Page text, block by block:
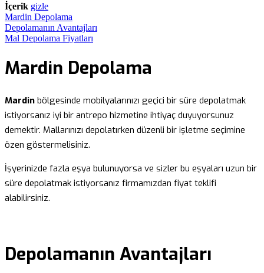
İçerik gizle
Mardin Depolama
Depolamanın Avantajları
Mal Depolama Fiyatları
Mardin Depolama
Mardin bölgesinde mobilyalarınızı geçici bir süre depolatmak
istiyorsanız iyi bir antrepo hizmetine ihtiyaç duyuyorsunuz
demektir. Mallarınızı depolatırken düzenli bir işletme seçimine
özen göstermelisiniz.
İşyerinizde fazla eşya bulunuyorsa ve sizler bu eşyaları uzun bir
süre depolatmak istiyorsanız firmamızdan fiyat teklifi
alabilirsiniz.
Depolamanın Avantajları